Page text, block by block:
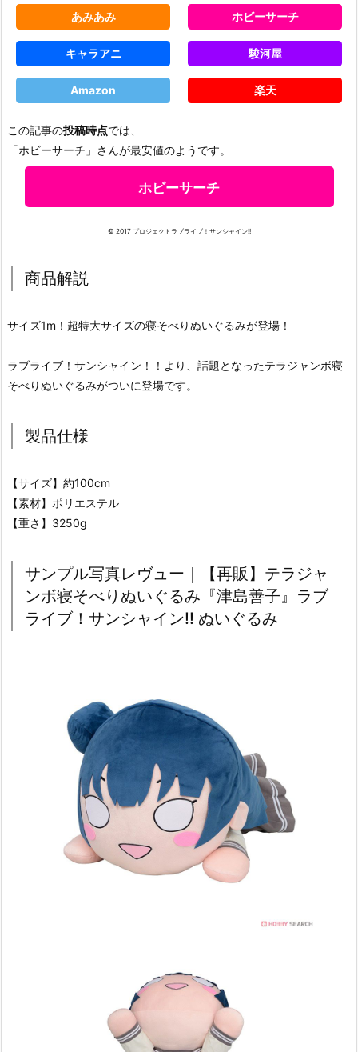
あみあみ ホビーサーチ
キャラアニ 駿河屋
Amazon 楽天
この記事の投稿時点では、
「ホビーサーチ」さんが最安値のようです。
ホビーサーチ
© 2017 プロジェクトラブライブ！サンシャイン!!
商品解説
サイズ1m！超特大サイズの寝そべりぬいぐるみが登場！
ラブライブ！サンシャイン！！より、話題となったテラジャンボ寝
そべりぬいぐるみがついに登場です。
製品仕様
【サイズ】約100cm
【素材】ポリエステル
【重さ】3250g
サンプル写真レヴュー｜【再販】テラジャ
ンボ寝そべりぬいぐるみ『津島善子』ラブ
ライブ！サンシャイン!! ぬいぐるみ